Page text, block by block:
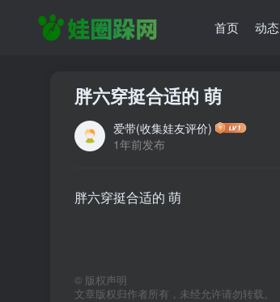
首页 动态
胖六穿挺合适的 萌
爱带(收集娃友评价)
1年前发布
胖六穿挺合适的 萌
© 版权声明
文章版权归作者所有，未经允许请勿转载。